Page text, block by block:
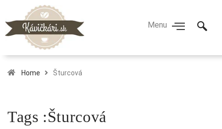
Home Šturcová
Tags :Šturcová